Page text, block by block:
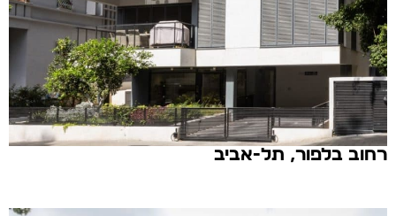
רחוב בלפור, תל-אביב